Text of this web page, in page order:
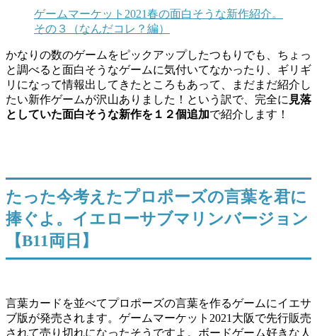
ゲームマーケット2021春の面白そうな新作紹介。
その３（なんだコレ？編）
かなりの数のゲームをピックアップしたつもりでも、ちょっ
と調べると面白そうなゲームに気付いてなかったり、ギリギ
リになって情報出してきたところもあって、まだまだ紹介し
たい新作ゲームが沢山ありました！という訳で、完全に 見落
としていた面白そうな新作を１２個追加で紹介します！
たった今考えたプロポーズの言葉を君に
捧ぐよ。イエローサブマリンバージョン
【B11両日】
言葉カードを並べてプロポーズの言葉を作るゲームにイエサ
ブ版が発売されます。ゲームマーケット2021大阪で先行販売
されて売り切れになったそうですよ。ボードゲーム好きな人